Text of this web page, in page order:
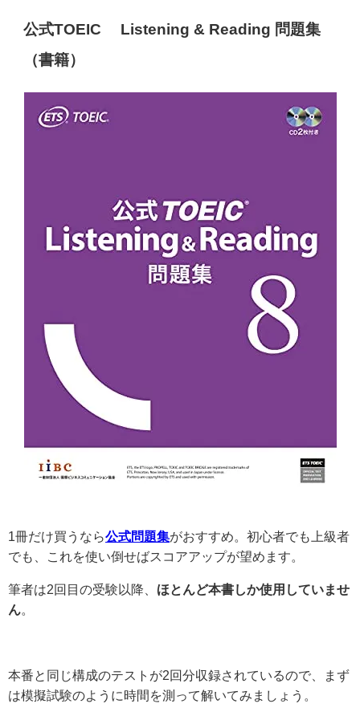
公式TOEIC® Listening & Reading 問題集
（書籍）
1冊だけ買うなら公式問題集がおすすめ。初心者でも上級者
でも、これを使い倒せばスコアアップが望めます。
筆者は2回目の受験以降、 ほとんど本書しか使用していませ
ん
本番と同じ構成のテストが2回分収録されているので、まず
は模擬試験のように時間を測って解いてみましょう。